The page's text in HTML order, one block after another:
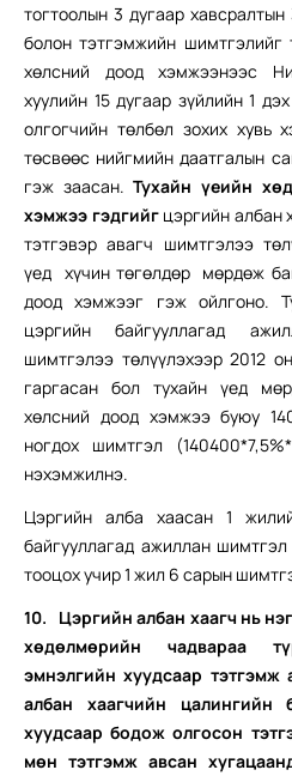
тогтоолын 3 дугаар хавсралтын
болон тэтгэмжийн шимтгэлийг
хөлсний доод хэмжээнээс
хуулийн 15 дугаар зүйлийн 1
олгогчийн төлбөл зохих
төсвөөс нийгмийн даатгалын
гэж заасан.Тухайн үеийн
хэмжээ гэдгийгцэргийн албан
тэтгэвэр авагч шимтгэлээ
үед хүчин төгөлдөр мөрдөж
доод хэмжээг гэж ойлгоно.
цэргийн байгууллагад
шимтгэлээ төлүүлэхээр 2012
гаргасан бол тухайн үед
хөлсний доод хэмжээ буюу
ногдох шимтгэл
нэхэмжилнэ.
Цэргийн алба хаасан 1
байгууллагад ажиллан
тооцох учир 1 жил 6 сарын
10. Цэргийн албан хаагч нь
хөдөлмөрийн чадвараа
эмнэлгийн хуудсаар тэтгэмж
албан хаагчийн цалингийн
хуудсаар бодож олгосон
мөн тэтгэмж авсан